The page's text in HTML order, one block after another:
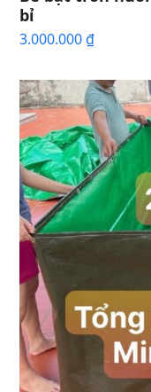
bỉ
3.000.000₫